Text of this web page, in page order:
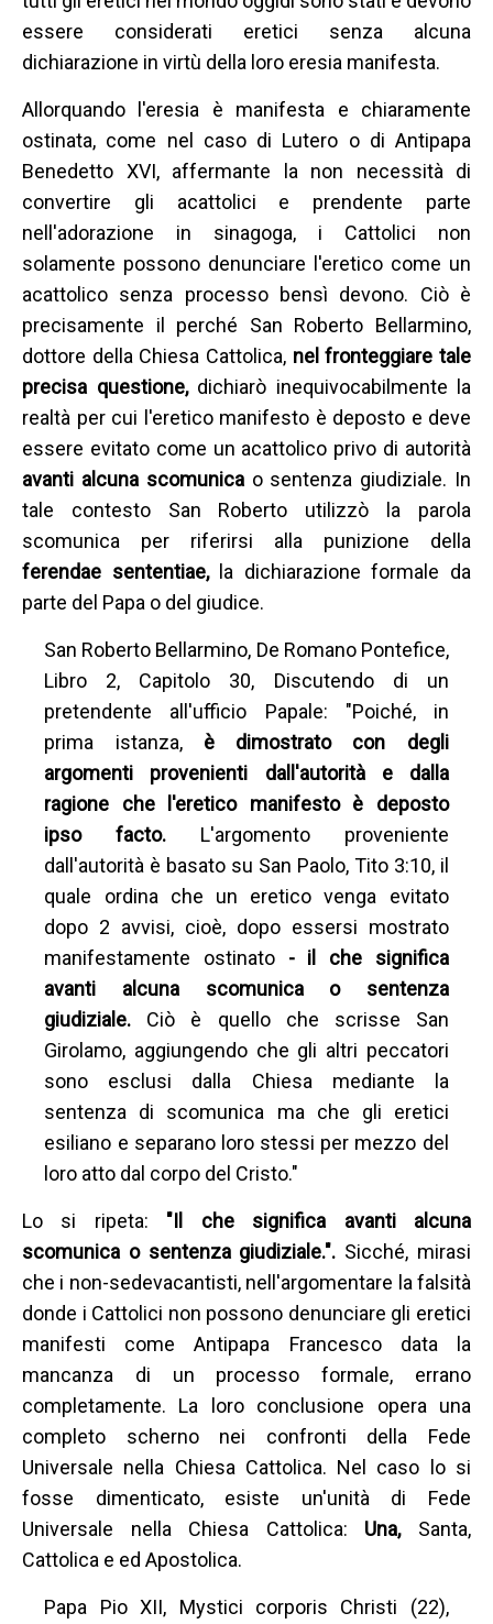
essere considerati eretici senza alcuna
dichiarazione in virtù della loro eresia manifesta.
Allorquando l'eresia è manifesta e chiaramente
ostinata, come nel caso di Lutero o di Antipapa
Benedetto XVI, affermante la non necessità di
convertire gli acattolici e prendente parte
nell'adorazione in sinagoga, i Cattolici non
solamente possono denunciare l'eretico come un
acattolico senza processo bensì devono. Ciò è
precisamente il perché San Roberto Bellarmino,
dottore della Chiesa Cattolica, nel fronteggiare tale
precisa questione, dichiarò inequivocabilmente la
realtà per cui l'eretico manifesto è deposto e deve
essere evitato come un acattolico privo di autorità
avanti alcuna scomunica o sentenza giudiziale. In
tale contesto San Roberto utilizzò la parola
scomunica per riferirsi alla punizione della
ferendae sententiae, la dichiarazione formale da
parte del Papa o del giudice.
San Roberto Bellarmino, De Romano Pontefice,
Libro 2, Capitolo 30, Discutendo di un
pretendente all'ufficio Papale: "Poiché, in
prima istanza, è dimostrato con degli
argomenti provenienti dall'autorità e dalla
ragione che l'eretico manifesto è deposto
ipso facto. L'argomento proveniente
dall'autorità è basato su San Paolo, Tito 3:10, il
quale ordina che un eretico venga evitato
dopo 2 avvisi, cioè, dopo essersi mostrato
manifestamente ostinato - il che significa
avanti alcuna scomunica o sentenza
giudiziale. Ciò è quello che scrisse San
Girolamo, aggiungendo che gli altri peccatori
sono esclusi dalla Chiesa mediante la
sentenza di scomunica ma che gli eretici
esiliano e separano loro stessi per mezzo del
loro atto dal corpo del Cristo."
Lo si ripeta: "Il che significa avanti alcuna
scomunica o sentenza giudiziale.". Sicché, mirasi
che i non-sedevacantisti, nell'argomentare la falsità
donde i Cattolici non possono denunciare gli eretici
manifesti come Antipapa Francesco data la
mancanza di un processo formale, errano
completamente. La loro conclusione opera una
completo scherno nei confronti della Fede
Universale nella Chiesa Cattolica. Nel caso lo si
fosse dimenticato, esiste un'unità di Fede
Universale nella Chiesa Cattolica: Una, Santa,
Cattolica e ed Apostolica.
Papa Pio XII, Mystici corporis Christi (22),